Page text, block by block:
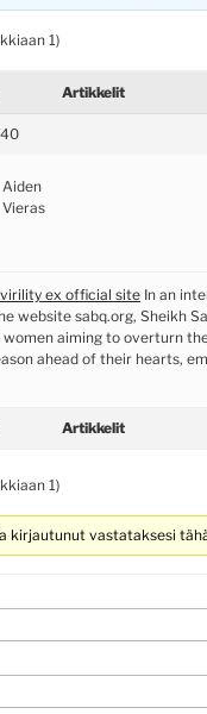
1)
Artikkelit
Aiden
Vieras
virility ex official site In an
website sabq.org, Sheikh
women aiming to overturn
ahead of their hearts,
Artikkelit
1)
kirjautunut vastataksesi